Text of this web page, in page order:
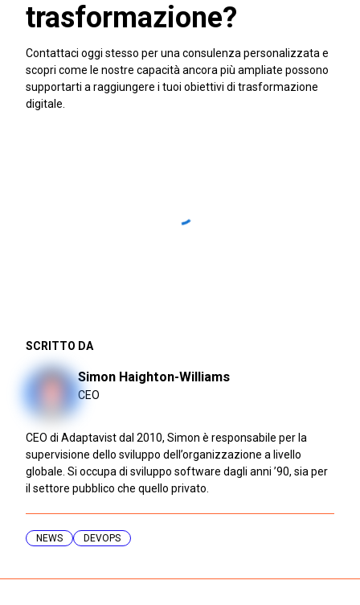
trasformazione?
Contattaci oggi stesso per una consulenza personalizzata e
scopri come le nostre capacità ancora più ampliate possono
supportarti a raggiungere i tuoi obiettivi di trasformazione
digitale.
SCRITTO DA
Simon Haighton-Williams
CEO
CEO di Adaptavist dal 2010, Simon è responsabile per la
supervisione dello sviluppo dell’organizzazione a livello
globale. Si occupa di sviluppo software dagli anni ’90, sia per
il settore pubblico che quello privato.
NEWS DEVOPS